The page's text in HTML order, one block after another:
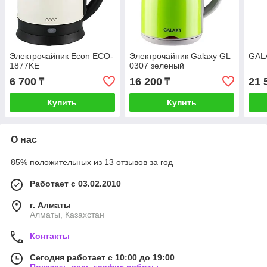
Электрочайник Econ ECO-
1877KE
6 700 ₸
Купить
Электрочайник Galaxy GL
0307 зеленый
16 200₸
Купить
21
О нас
85% положительных из 13 отзывов за год
Работает с 03.02.2010
г. Алматы
Алматы, Казахстан
Контакты
Сегодня работает с 10:00 до 19:00